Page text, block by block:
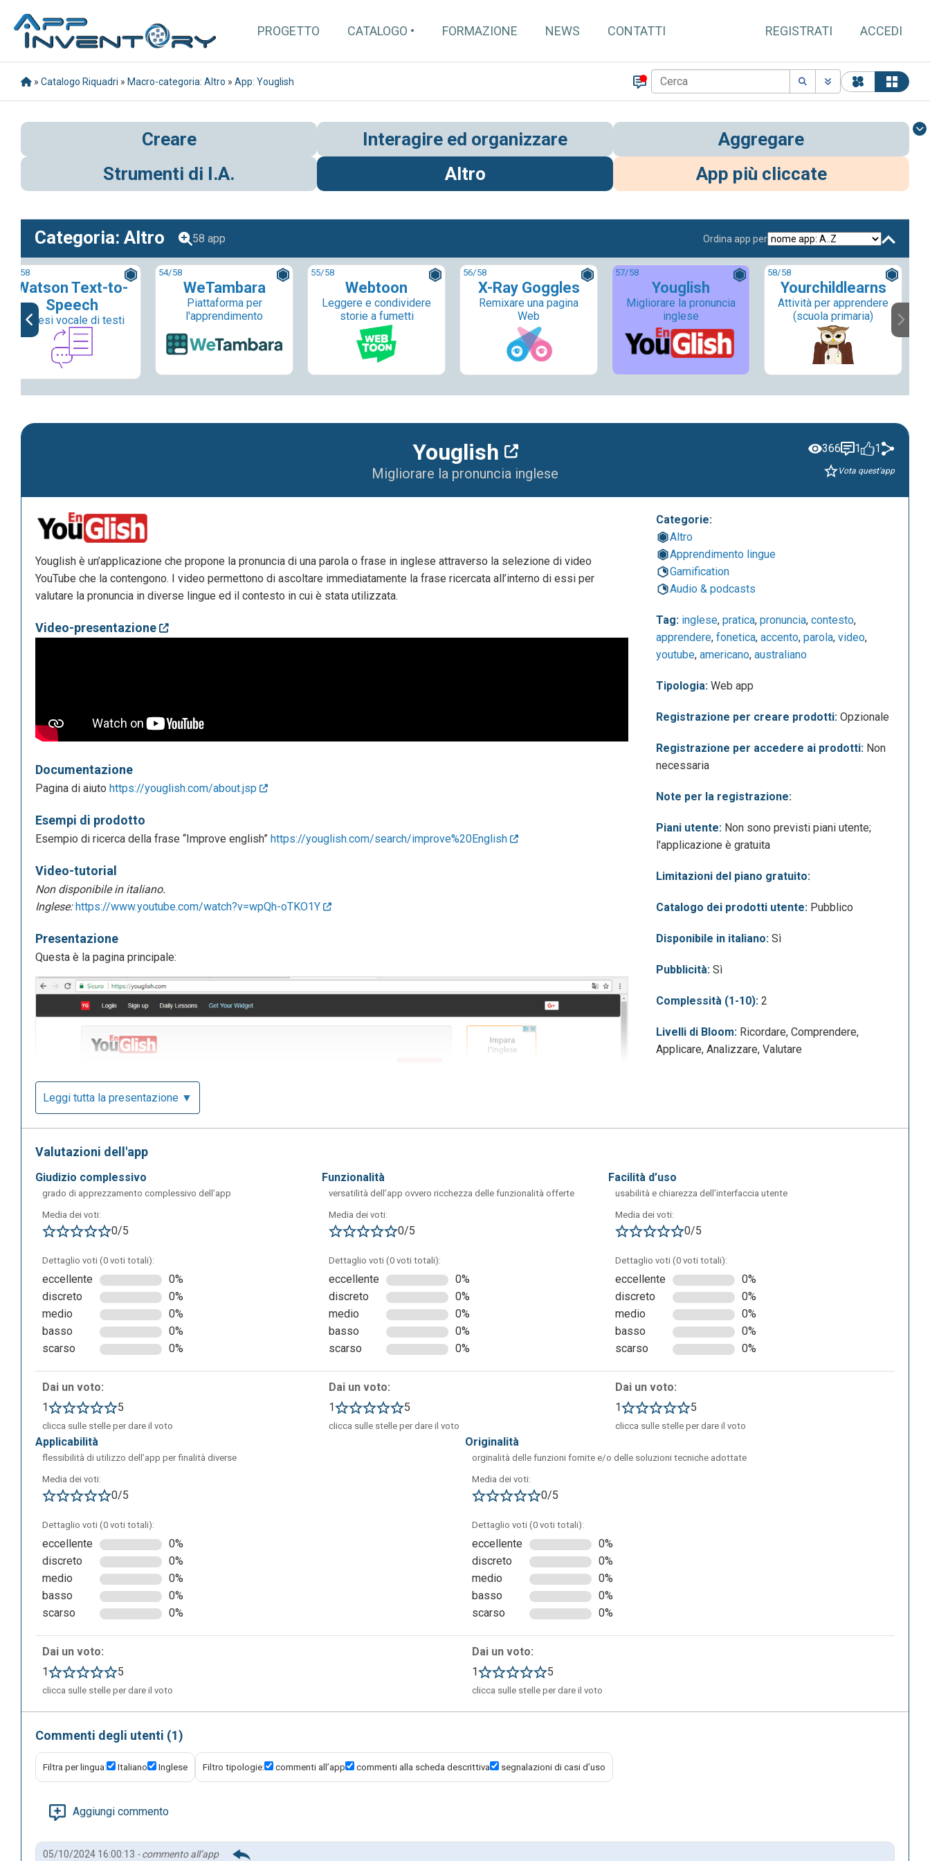
PROGETTO CATALOGO FORMAZIONE NEWS CONTATTI REGISTRATI ACCEDI
» Catalogo Riquadri » Macro-categoria: Altro » App: Youglish
Creare Interagire ed organizzare
Aggregare
Strumenti di I.A.
Altro App più cliccate
Categoria: Altro 58 app Ordina app per
/58
Watson Text-to-
Speech
Sintesi vocale di testi
54/58
WeTambara
Piattaforma per
l'apprendimento
55/58
Webtoon
Leggere e condividere
storie a fumetti
56/58
X-Ray Goggles
Remixare una pagina
Web
57/58
Youglish
Migliorare la pronuncia
inglese
58/58
Yourchildlearns
Attività per apprendere
(scuola primaria)
Youglish
Migliorare la pronuncia inglese
366 1 1
Vota quest'app
Youglish è un’applicazione che propone la pronuncia di una parola o frase in inglese attraverso la selezione di video
YouTube che la contengono. I video permettono di ascoltare immediatamente la frase ricercata all’interno di essi per
valutare la pronuncia in diverse lingue ed il contesto in cui è stata utilizzata.
Video-presentazione
Documentazione
Pagina di aiuto https://youglish.com/about.jsp
Esempi di prodotto
Esempio di ricerca della frase “Improve english” https://youglish.com/search/improve%20English
Video-tutorial
Non disponibile in italiano.
Inglese: https://www.youtube.com/watch?v=wpQh-oTKO1Y
Presentazione
Questa è la pagina principale:
Proviamo a fare una ricerca inserendo la parola “God”. Risultati: 1 su 118603.
evidenziata nei sottotitoli. In questo caso è stata evidenziata la parola “God”:
Leggi tutta la presentazione ▼
Categorie:
Altro
Apprendimento lingue
Gamification
Audio & podcasts
Tag: inglese,pratica,pronuncia,contesto,
apprendere,fonetica,accento,parola,video,
youtube,americano,australiano
Tipologia: Web app
Registrazione per creare prodotti: Opzionale
Registrazione per accedere ai prodotti: Non
necessaria
Note per la registrazione:
Piani utente: Non sono previsti piani utente;
l'applicazione è gratuita
Limitazioni del piano gratuito:
Catalogo dei prodotti utente: Pubblico
Disponibile in italiano: Sì
Pubblicità: Sì
Complessità (1-10): 2
Livelli di Bloom: Ricordare, Comprendere,
Applicare, Analizzare, Valutare
Valutazioni dell'app
giudizio complessivo
grado di apprezzamento complessivo dell’app
Media dei voti:
0/5
Dettaglio voti (0 voti totali):
eccellente
0%
discreto
0%
medio
0%
basso
0%
scarso
0%
Dai un voto:
1
5
clicca sulle stelle per dare il voto
funzionalità
versatilità dell’app ovvero ricchezza delle funzionalità offerte
Media dei voti:
0/5
Dettaglio voti (0 voti totali):
eccellente
0%
discreto
0%
medio
0%
basso
0%
scarso
0%
Dai un voto:
1
5
clicca sulle stelle per dare il voto
facilità d’uso
usabilità e chiarezza dell’interfaccia utente
Media dei voti:
0/5
Dettaglio voti (0 voti totali):
eccellente
0%
discreto
0%
medio
0%
basso
0%
scarso
0%
Dai un voto:
1
5
clicca sulle stelle per dare il voto
applicabilità
flessibilità di utilizzo dell’app per finalità diverse
Media dei voti:
0/5
Dettaglio voti (0 voti totali):
eccellente
0%
discreto
0%
medio
0%
basso
0%
scarso
0%
Dai un voto:
1
5
clicca sulle stelle per dare il voto
originalità
orginalità delle funzioni fornite e/o delle soluzioni tecniche adottate
Media dei voti:
0/5
Dettaglio voti (0 voti totali):
eccellente
0%
discreto
0%
medio
0%
basso
0%
scarso
0%
Dai un voto:
1
5
clicca sulle stelle per dare il voto
Commenti degli utenti (1)
Filtra per lingua: Italiano Inglese Filtro tipologie: commenti all’app commenti alla scheda descrittiva segnalazioni di casi d’uso
Aggiungi commento
05/10/2024 16:00:13 - commento all’app